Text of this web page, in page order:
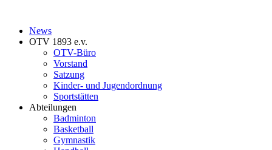
News
OTV 1893 e.v.
OTV-Büro
Vorstand
Satzung
Kinder- und Jugendordnung
Sportstätten
Abteilungen
Badminton
Basketball
Gymnastik